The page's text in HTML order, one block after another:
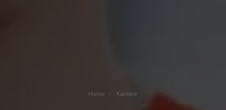
Home Karriere